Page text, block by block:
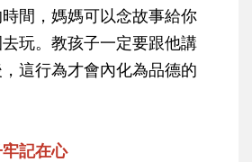
間，媽媽可以念故事給你
玩。教孩子一定要跟他講
這行為才會內化為品德的
記在心